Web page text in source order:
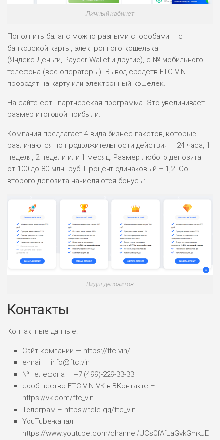
Личный кабинет
Пополнить баланс можно разными способами – с
банковской карты, электронного кошелька
(Яндекс.Деньги, Payeer Wallet и другие), с № мобильного
телефона (все операторы). Вывод средств FTC VIN
проводят на карту или электронный кошелек.
На сайте есть партнерская программа. Это увеличивает
размер итоговой прибыли.
Компания предлагает 4 вида бизнес-пакетов, которые
различаются по продолжительности действия – 24 часа, 1
неделя, 2 недели или 1 месяц. Размер любого депозита –
от 100 до 80 млн. руб. Процент одинаковый – 1,2. Со
второго депозита начисляются бонусы:
Виды депозитов
Контакты
Контактные данные:
Сайт компании — https://ftc.vin/
e-mail – info@ftc.vin
№ телефона – +7 (499)-229-33-33
сообщество FTC VIN VK в ВКонтакте –
https://vk.com/ftc_vin
Телеграм – https://tele.gg/ftc_vin
YouTube-канал –
https://www.youtube.com/channel/UCs0fAfLaGvkGmkJE